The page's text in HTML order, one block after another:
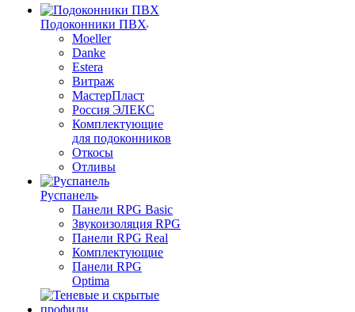
Подоконники ПВХ
Moeller
Danke
Estera
Витраж
МастерПласт
Россия ЭЛЕКС
Комплектующие
для подоконников
Откосы
Отливы
Руспанель
Панели RPG Basic
Звукоизоляция RPG
Панели RPG Real
Комплектующие
Панели RPG
Optima